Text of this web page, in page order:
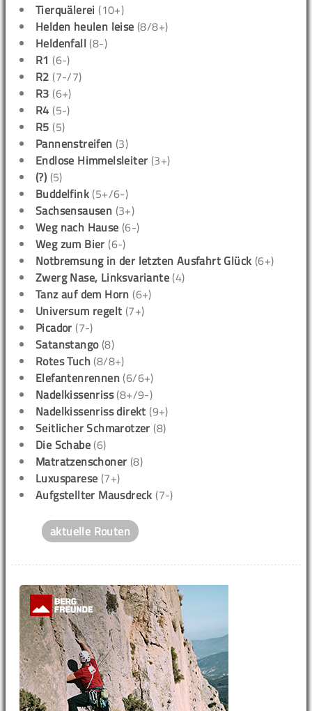
Tierquälerei (10+)
Helden heulen leise (8/8+)
Heldenfall (8-)
R1 (6-)
R2 (7-/7)
R3 (6+)
R4 (5-)
R5 (5)
Pannenstreifen (3)
Endlose Himmelsleiter (3+)
(?) (5)
Buddelfink (5+/6-)
Sachsensausen (3+)
Weg nach Hause (6-)
Weg zum Bier (6-)
Notbremsung in der letzten Ausfahrt Glück (6+)
Zwerg Nase, Linksvariante (4)
Tanz auf dem Horn (6+)
Universum regelt (7+)
Picador (7-)
Satanstango(8)
Rotes Tuch (8/8+)
Elefantenrennen (6/6+)
Nadelkissenriss(8+/9-)
Nadelkissenriss direkt (9+)
Seitlicher Schmarotzer (8)
Die Schabe (6)
Matratzenschoner (8)
Luxusparese (7+)
Aufgstellter Mausdreck (7-)
aktuelle Routen